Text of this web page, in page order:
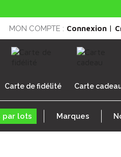
MON COMPTE : Connexion |
Carte de fidélité Carte
par lots Marques